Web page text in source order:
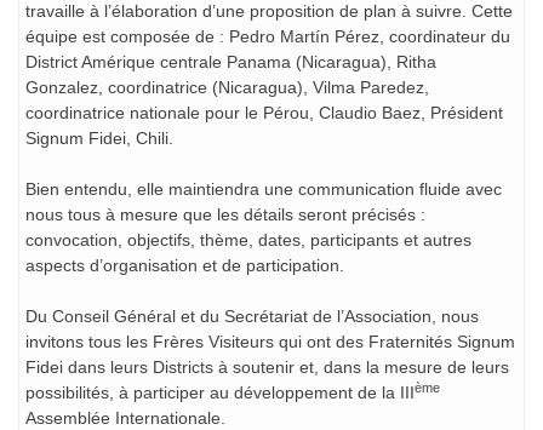
travaille à l’élaboration d’une proposition de plan à suivre. Cette
équipe est composée de : Pedro Martín Pérez, coordinateur du
District Amérique centrale Panama (Nicaragua), Ritha
Gonzalez, coordinatrice (Nicaragua), Vilma Paredez,
coordinatrice nationale pour le Pérou, Claudio Baez, Président
Signum Fidei, Chili.
Bien entendu, elle maintiendra une communication fluide avec
nous tous à mesure que les détails seront précisés :
convocation, objectifs, thème, dates, participants et autres
aspects d’organisation et de participation.
Du Conseil Général et du Secrétariat de l’Association, nous
invitons tous les Frères Visiteurs qui ont des Fraternités Signum
Fidei dans leurs Districts à soutenir et, dans la mesure de leurs
possibilités, à participer au développement de la IIIème
Assemblée Internationale.